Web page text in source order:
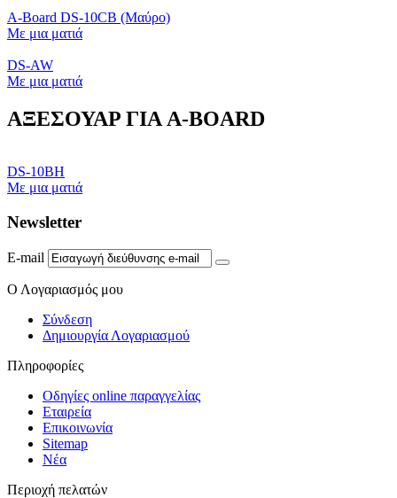
A-Board DS-10CB (Μαύρο)
Με μια ματιά
DS-AW
Με μια ματιά
ΑΞΕΣΟΥΑΡ ΓΙΑ A-BOARD
DS-10BH
Με μια ματιά
Newsletter
E-mail
Ο Λογαριασμός μου
Σύνδεση
Δημιουργία Λογαριασμού
Πληροφορίες
Οδηγίες online παραγγελίας
Εταιρεία
Επικοινωνία
Sitemap
Νέα
Περιοχή πελατών